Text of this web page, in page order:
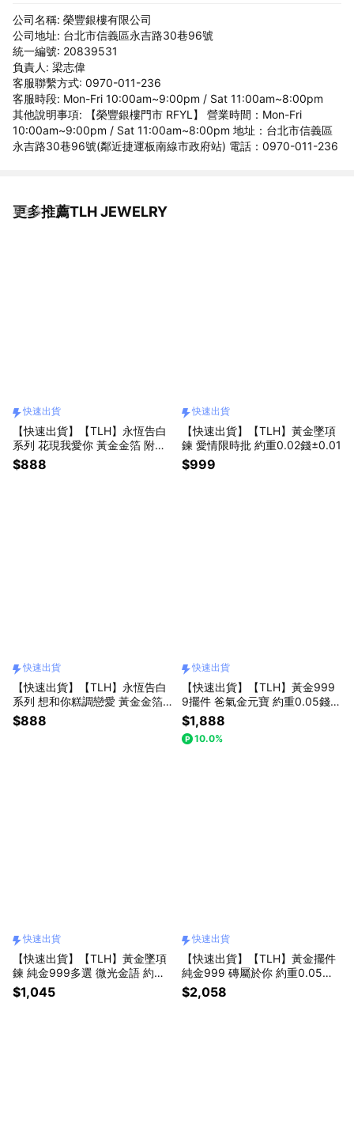
公司名稱: 榮豐銀樓有限公司
公司地址: 台北市信義區永吉路30巷96號
統一編號: 20839531
負責人: 梁志偉
客服聯繫方式: 0970-011-236
客服時段: Mon-Fri 10:00am~9:00pm / Sat 11:00am~8:00pm
其他說明事項: 【榮豐銀樓門市 RFYL】 營業時間：Mon-Fri
10:00am~9:00pm / Sat 11:00am~8:00pm 地址：台北市信義區
永吉路30巷96號(鄰近捷運板南線市政府站) 電話：0970-011-236
更多推薦TLH JEWELRY
看更多
快速出貨
【快速出貨】【TLH】永恆告白
系列 花現我愛你 黃金金箔 附贈
專屬禮盒
$888
快速出貨
【快速出貨】【TLH】黃金墜項
鍊 愛情限時批 約重0.02錢±0.01
$999
快速出貨
【快速出貨】【TLH】永恆告白
系列 想和你糕調戀愛 黃金金箔
附贈專屬禮盒
$888
快速出貨
【快速出貨】【TLH】黃金999
9擺件 爸氣金元寶 約重0.05錢
±0.01 贈送馬年平安御守 (父親
節 馬年 黃金擺件)
$1,888
10.0%
快速出貨
【快速出貨】【TLH】黃金墜項
鍊 純金999多選 微光金語 約重
0.01錢(母親節 生日 情人節 送禮
)
$1,045
快速出貨
【快速出貨】【TLH】黃金擺件
純金999 磚屬於你 約重0.05錢
±0.01 附贈專屬包裝
$2,058